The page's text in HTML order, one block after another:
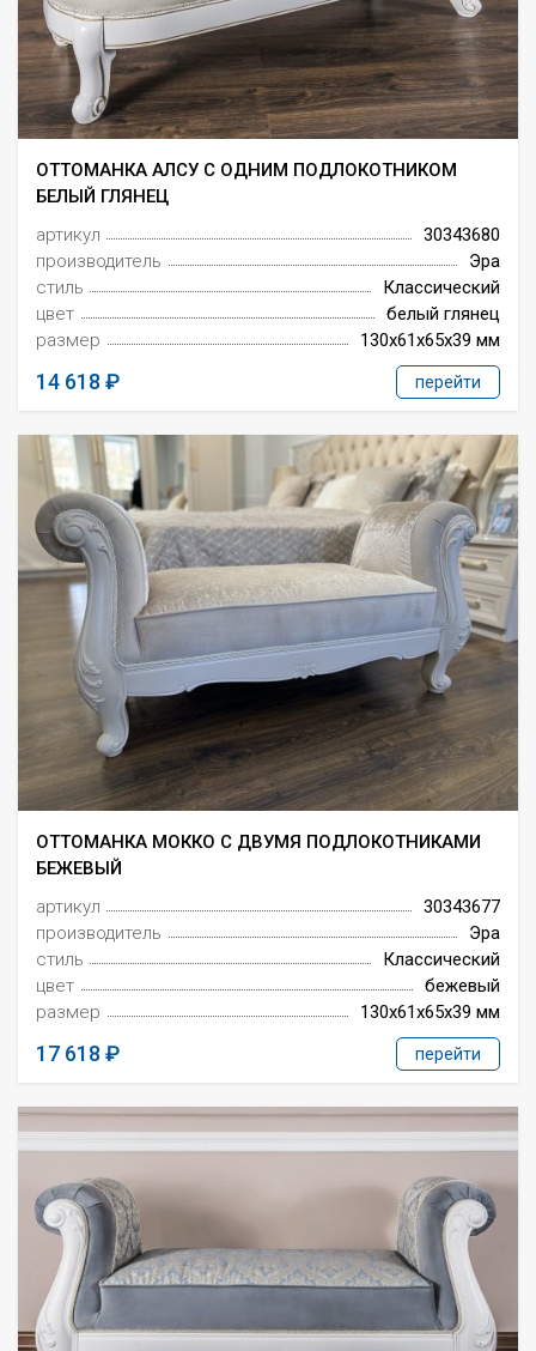
ОТТОМАНКА АЛСУ С ОДНИМ ПОДЛОКОТНИКОМ
БЕЛЫЙ ГЛЯНЕЦ
артикул
30343680
производитель
Эра
стиль
Классический
цвет
белый глянец
размер
130x61x65x39 мм
14 618 перейти
ОТТОМАНКА МОККО С ДВУМЯ ПОДЛОКОТНИКАМИ
БЕЖЕВЫЙ
артикул
30343677
производитель
Эра
стиль
Классический
цвет
бежевый
размер
130x61x65x39 мм
17 618 перейти